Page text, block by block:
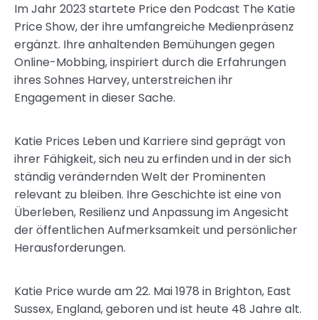
Im Jahr 2023 startete Price den Podcast The Katie
Price Show, der ihre umfangreiche Medienpräsenz
ergänzt. Ihre anhaltenden Bemühungen gegen
Online-Mobbing, inspiriert durch die Erfahrungen
ihres Sohnes Harvey, unterstreichen ihr
Engagement in dieser Sache.
Katie Prices Leben und Karriere sind geprägt von
ihrer Fähigkeit, sich neu zu erfinden und in der sich
ständig verändernden Welt der Prominenten
relevant zu bleiben. Ihre Geschichte ist eine von
Überleben, Resilienz und Anpassung im Angesicht
der öffentlichen Aufmerksamkeit und persönlicher
Herausforderungen.
Katie Price wurde am 22. Mai 1978 in Brighton, East
Sussex, England, geboren und ist heute 48 Jahre alt.